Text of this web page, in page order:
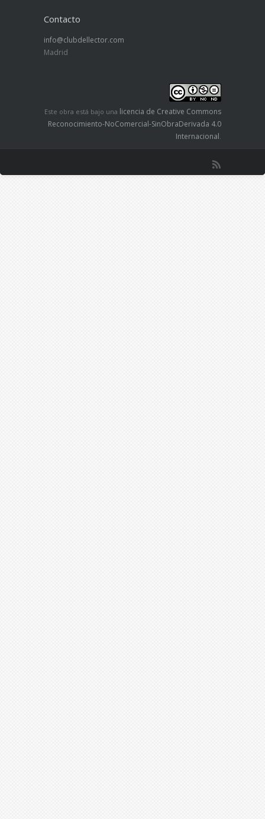
Contacto
info@clubdellector.com
Madrid
Este obra está bajo una licencia de Creative Commons
Reconocimiento-NoComercial-SinObraDerivada 4.0
Internacional